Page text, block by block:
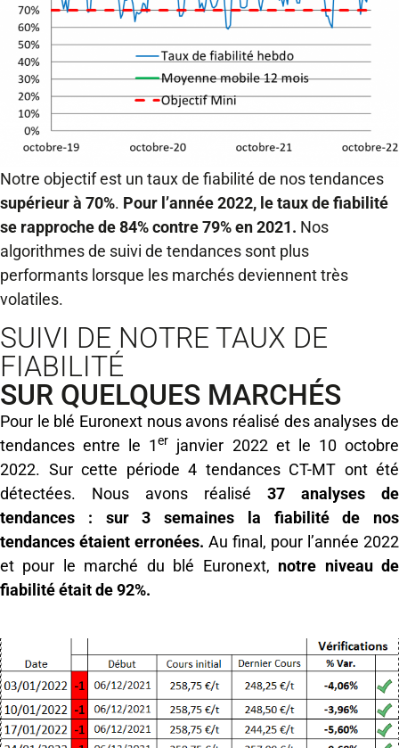
Notre objectif est un taux de fiabilité de nos tendances
supérieur à 70%. Pour l’année 2022, le taux de fiabilité
se rapproche de 84% contre 79% en 2021. Nos
algorithmes de suivi de tendances sont plus
performants lorsque les marchés deviennent très
volatiles.
SUIVI DE NOTRE TAUX DE
FIABILITÉ
SUR QUELQUES MARCHÉS
Pour le blé Euronext nous avons réalisé des analyses de
tendances entre le 1er
janvier 2022 et le 10 octobre
2022. Sur cette période 4 tendances CT-MT ont été
détectées. Nous avons réalisé 37 analyses de
tendances : sur 3 semaines la fiabilité de nos
tendances étaient erronées. Au final, pour l’année 2022
et pour le marché du blé Euronext, notre niveau de
fiabilité était de 92%.